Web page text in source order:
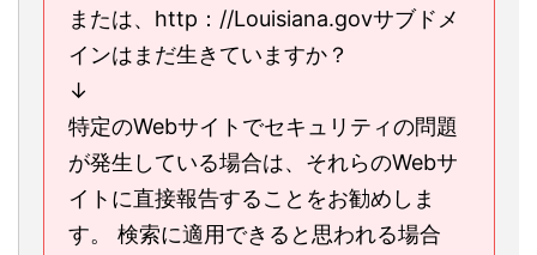
または、http：//Louisiana.govサブドメ
インはまだ生きていますか？
↓
特定のWebサイトでセキュリティの問題
が発生している場合は、それらのWebサ
イトに直接報告することをお勧めしま
す。 検索に適用できると思われる場合